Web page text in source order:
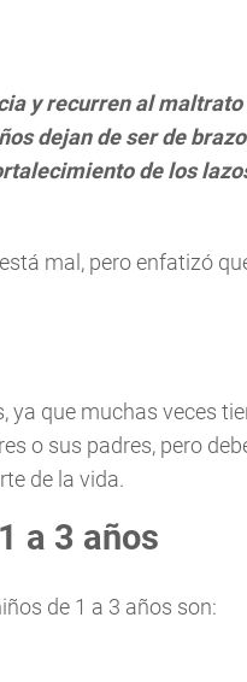
y recurren al
dejan de ser de
de los
mal, pero enfatizó
ya que muchas veces
o sus padres, pero
de la vida.
a 3 años
de 1 a 3 años son: